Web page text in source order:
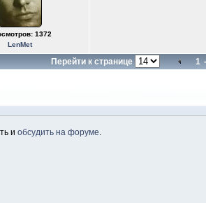
1372
LenMet
Перейти к странице 1 -
и обсудить на форуме.